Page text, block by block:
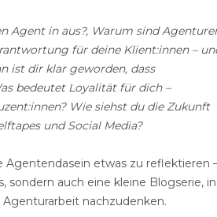
Agent in aus?, Warum sind
für deine Klient:innen –
ist dir klar geworden, dass
bedeutet Loyalität für dich –
Wie siehst du die Zukunft
und Social Media?
Agentendasein etwas zu reflektieren
sondern auch eine kleine Blogserie, in
nachzudenken.